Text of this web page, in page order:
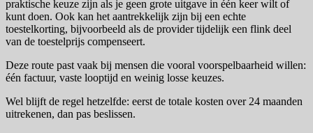
praktische keuze zijn als je geen grote uitgave in één keer wilt of
kunt doen. Ook kan het aantrekkelijk zijn bij een echte
toestelkorting, bijvoorbeeld als de provider tijdelijk een flink deel
van de toestelprijs compenseert.
Deze route past vaak bij mensen die vooral voorspelbaarheid willen:
één factuur, vaste looptijd en weinig losse keuzes.
Wel blijft de regel hetzelfde: eerst de totale kosten over 24 maanden
uitrekenen, dan pas beslissen.